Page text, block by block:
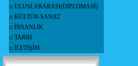
:: ULUSLARARASI(DİPLOMASİ)
:: KÜLTÜR-SANAT
:: İNSANLIK
:: TARİH
:: İLETİŞİM